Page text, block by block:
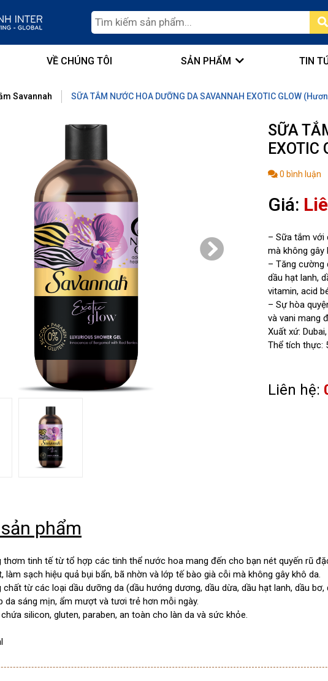
VỀ CHÚNG TÔI SẢN PHẨM TIN
Savannah SỮA TẮM NƯỚC HOA DƯỠNG DA SAVANNAH EXOTIC GLOW
SỮA
0 bình luận
Giá:
– Sữa tắm với
mà không gây
– Tăng cường
dầu hạt lanh,
vitamin, acid
– Sự hòa
và vani mang
Xuất xứ:
Thể tích thực:
Liên hệ:
phẩm
thơm tinh tế từ tổ hợp các tinh thể nước hoa mang đến cho bạn nét quyến rũ
làm sạch hiệu quả bụi bẩn, bã nhờn và lớp tế bào già cỗi mà không gây khô da.
từ các loại dầu dưỡng da (dầu hướng dương, dầu dừa, dầu hạt lanh, dầu
da sáng mịn, ẩm mượt và tươi trẻ hơn mỗi ngày.
silicon, gluten, paraben, an toàn cho làn da và sức khỏe.